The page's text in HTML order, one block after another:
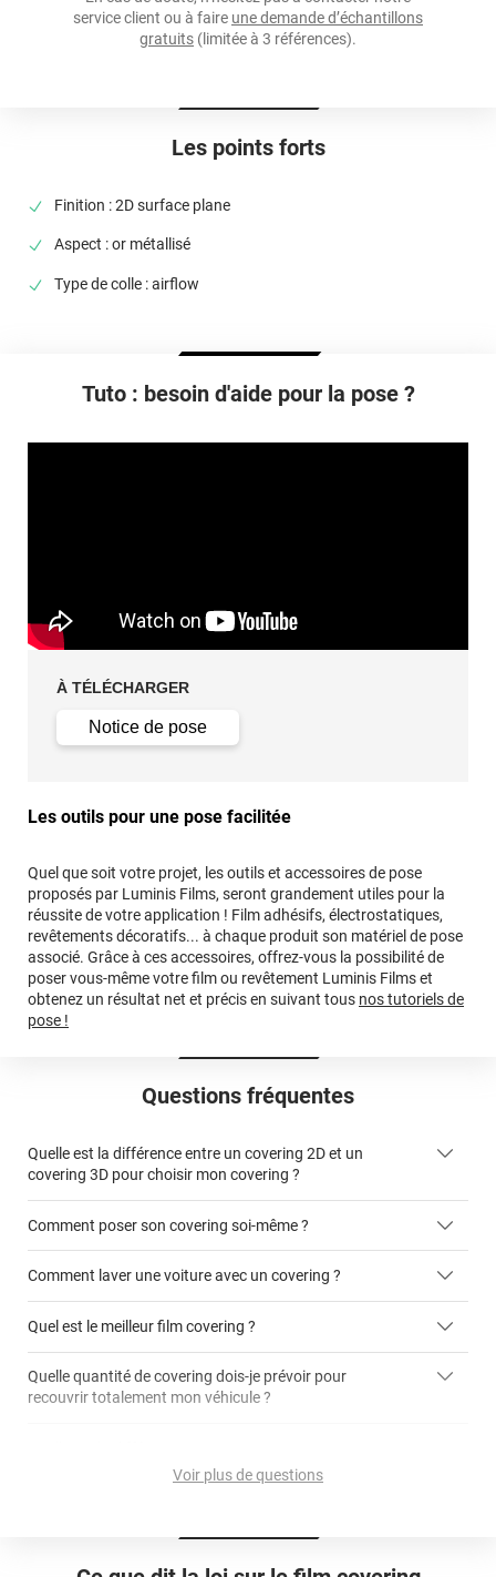
Les points forts
Finition : 2D surface plane
Aspect : or métallisé
Type de colle : airflow
Questions fréquentes
Quelle est la différence entre un covering 2D et un
covering 3D pour choisir mon covering ?
covering 2D
Comment poser son covering soi-même ?
Comment laver une voiture avec un covering ?
Quel est le meilleur film covering ?
covering 2D
Quelle quantité de covering dois-je prévoir pour
recouvrir totalement mon véhicule ?
pose
Voir plus de questions
Température D'application
Température D'utilisation
service client ou à faire une demande d’échantillons
gratuits (limitée à 3 références).
Tuto : besoin d'aide pour la pose ?
À TÉLÉCHARGER
Notice de pose
Les outils pour une pose facilitée
Quel que soit votre projet, les outils et accessoires de pose
proposés par Luminis Films, seront grandement utiles pour la
réussite de votre application ! Film adhésifs, électrostatiques,
revêtements décoratifs... à chaque produit son matériel de pose
associé. Grâce à ces accessoires, offrez-vous la possibilité de
poser vous-même votre film ou revêtement Luminis Films et
obtenez un résultat net et précis en suivant tous nos tutoriels de
pose !